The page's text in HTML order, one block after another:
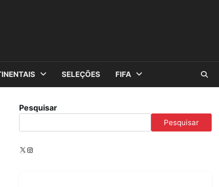
SELEÇÕES FIFA
Pesquisar
Pesquisar
X Instagram